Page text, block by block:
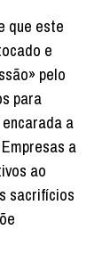
que este
e
pelo
para
a
a
ao
sacrifícios